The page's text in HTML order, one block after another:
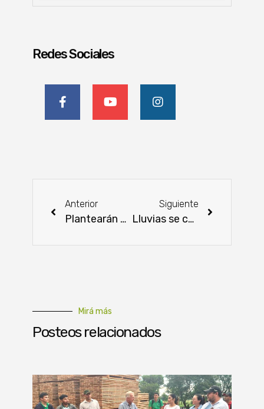
Redes Sociales
Anterior
Plantearán que proyectos identificadas mediante digitalización se adhieran a los Servicios Ambientales
Siguiente
Lluvias se consideran salvadoras para que las pérdidas no sean mayores en el campo
Mirá más
Posteos relacionados